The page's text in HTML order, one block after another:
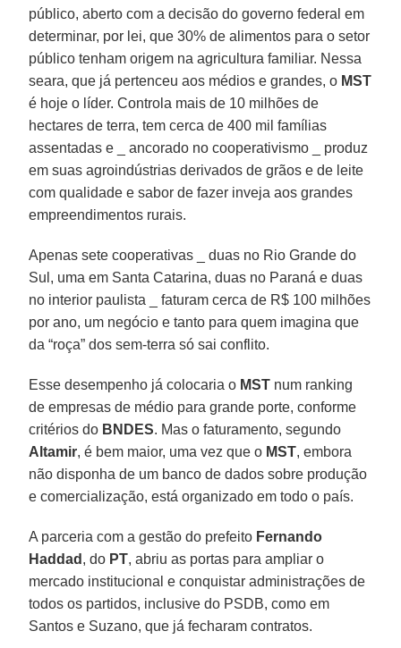
público, aberto com a decisão do governo federal em
determinar, por lei, que 30% de alimentos para o setor
público tenham origem na agricultura familiar. Nessa
seara, que já pertenceu aos médios e grandes, o MST
é hoje o líder. Controla mais de 10 milhões de
hectares de terra, tem cerca de 400 mil famílias
assentadas e _ ancorado no cooperativismo _ produz
em suas agroindústrias derivados de grãos e de leite
com qualidade e sabor de fazer inveja aos grandes
empreendimentos rurais.
Apenas sete cooperativas _ duas no Rio Grande do
Sul, uma em Santa Catarina, duas no Paraná e duas
no interior paulista _ faturam cerca de R$ 100 milhões
por ano, um negócio e tanto para quem imagina que
da “roça” dos sem-terra só sai conflito.
Esse desempenho já colocaria o MST num ranking
de empresas de médio para grande porte, conforme
critérios do BNDES. Mas o faturamento, segundo
Altamir, é bem maior, uma vez que o MST, embora
não disponha de um banco de dados sobre produção
e comercialização, está organizado em todo o país.
A parceria com a gestão do prefeito Fernando
Haddad , do PT, abriu as portas para ampliar o
mercado institucional e conquistar administrações de
todos os partidos, inclusive do PSDB, como em
Santos e Suzano, que já fecharam contratos.